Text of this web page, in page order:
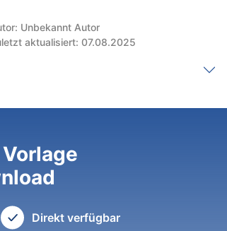
Unbekannt Autor
aktualisiert: 07.08.2025
Direkt verfügbar